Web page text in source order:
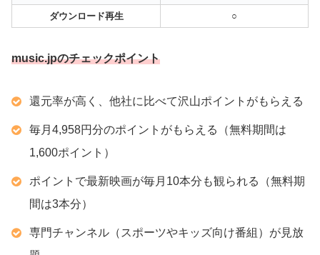
ダウンロード再生 ○
music.jpのチェックポイント
還元率が高く、他社に比べて沢山ポイントがもらえる
毎月4,958円分のポイントがもらえる（無料期間は
1,600ポイント）
ポイントで最新映画が毎月10本分も観られる（無料期
間は3本分）
専門チャンネル（スポーツやキッズ向け番組）が見放